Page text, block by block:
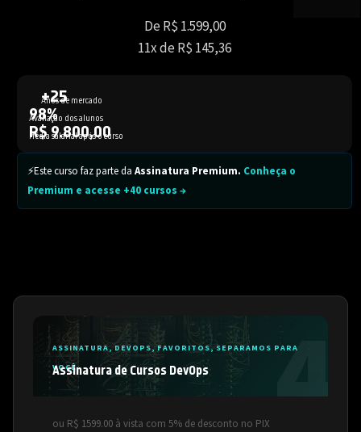
De R$ 1.599,00
11x de R$ 145,36
+25
Anos de mercado
98%
Avaliação dos alunos
R$ 9.800,00
Média salarial após o curso
⚡Este curso faz parte da Assinatura Premium. Conheça o
Premium e acesse +40 cursos →
ASSINATURA,DEVOPS,FAVORITOS, SEPARAMOS PARA
VOCÊ
Assinatura de Cursos DevOps
ou R$ 1599.00 à vista com 5% de desconto no PIX